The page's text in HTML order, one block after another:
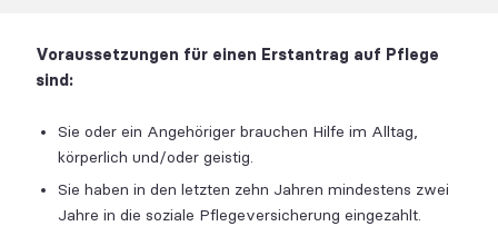
Voraussetzungen für einen Erstantrag auf Pflege
sind:
Sie oder ein Angehöriger brauchen Hilfe im Alltag,
körperlich und/oder geistig.
Sie haben in den letzten zehn Jahren mindestens zwei
Jahre in die soziale Pflegeversicherung eingezahlt.